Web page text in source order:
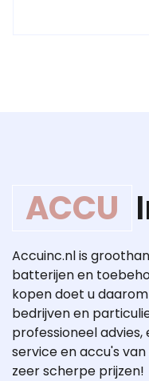
ACCU
Accuinc.nl is
batterijen en
kopen doet u
bedrijven en
professioneel
service en accu's
zeer scherpe prijzen!